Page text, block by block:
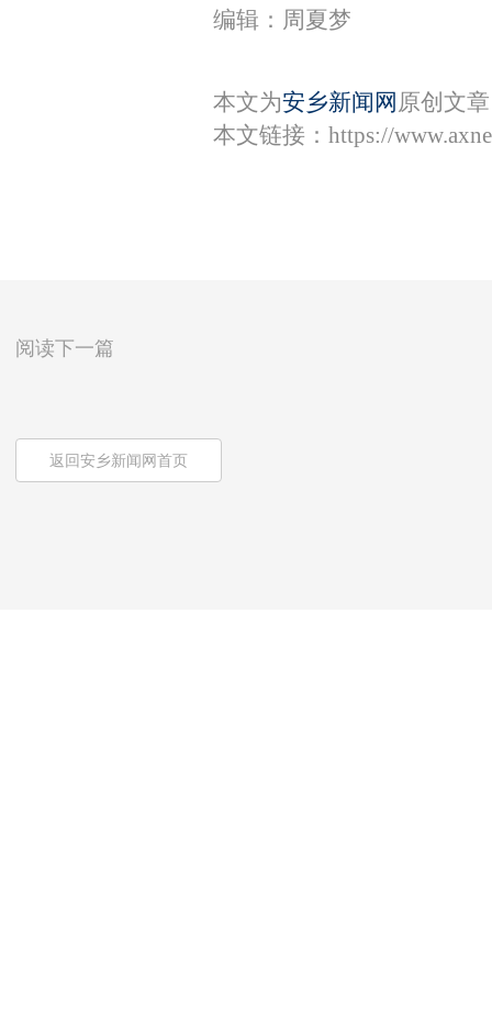
编辑：周夏梦
本文为安乡新闻网 原创文
本文链接： https://
阅读下一篇
返回安乡新闻网首页